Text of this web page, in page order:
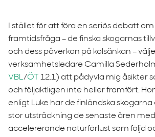
I stället för att föra en seriös debatt
framtidsfråga – de finska skogarnas
och dess påverkan på kolsänkan –
verksamhetsledare Camilla
VBL/ÖT
12.1) att pådyvla mig åsikter
och följaktligen inte heller framfört.
enligt Luke har de finländska skogarna
stor utsträckning de senaste åren
accelererande naturförlust som följd